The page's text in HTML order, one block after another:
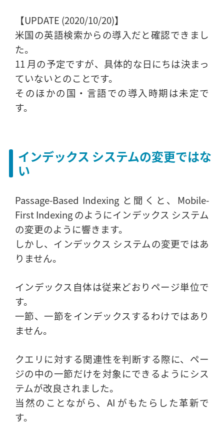
【UPDATE (2020/10/20)】
米国の英語検索からの導入だと確認できまし
た。
11 月の予定ですが、具体的な日にちは決まっ
ていないとのことです。
そのほかの国・言語での導入時期は未定で
す。
インデックス システムの変更ではな
い
Passage-Based Indexing と聞くと、Mobile-
First Indexing のようにインデックス システム
の変更のように響きます。
しかし、インデックス システムの変更ではあ
りません。
インデックス自体は従来どおりページ単位で
す。
一節、一節をインデックスするわけではあり
ません。
クエリに対する関連性を判断する際に、ペー
ジの中の一節だけを対象にできるようにシス
テムが改良されました。
当然のことながら、AI がもたらした革新で
す。